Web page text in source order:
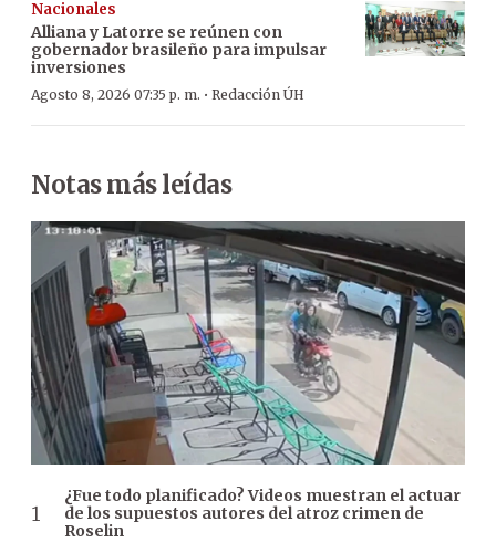
Nacionales
Alliana y Latorre se reúnen con
gobernador brasileño para impulsar
inversiones
Agosto 8, 2026 07:35 p. m. · Redacción ÚH
Notas más leídas
¿Fue todo planificado? Videos muestran el actuar
de los supuestos autores del atroz crimen de
Roselin